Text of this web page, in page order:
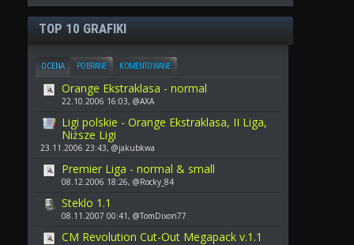
TOP 10 GRAFIKI
OCENA POBRANE KOMENTOWANE
Orange Ekstraklasa - normal
22.10.2006 16:03, @AXA
Ligi polskie - Orange Ekstraklasa, II Liga,
Niższe Ligi
23.11.2006 23:43, @jakubkwa
Premier Liga - normal & small
08.12.2006 18:26, @Rocky_84
Steklo 1.1
08.11.2007 00:41, @TomDixon77
CM Revolution Cut-Out Megapack v.1.1